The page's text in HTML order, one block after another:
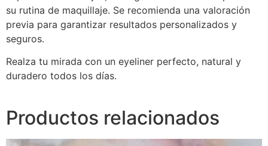
su rutina de maquillaje. Se recomienda una valoración
previa para garantizar resultados personalizados y
seguros.
Realza tu mirada con un eyeliner perfecto, natural y
duradero todos los días.
Productos relacionados